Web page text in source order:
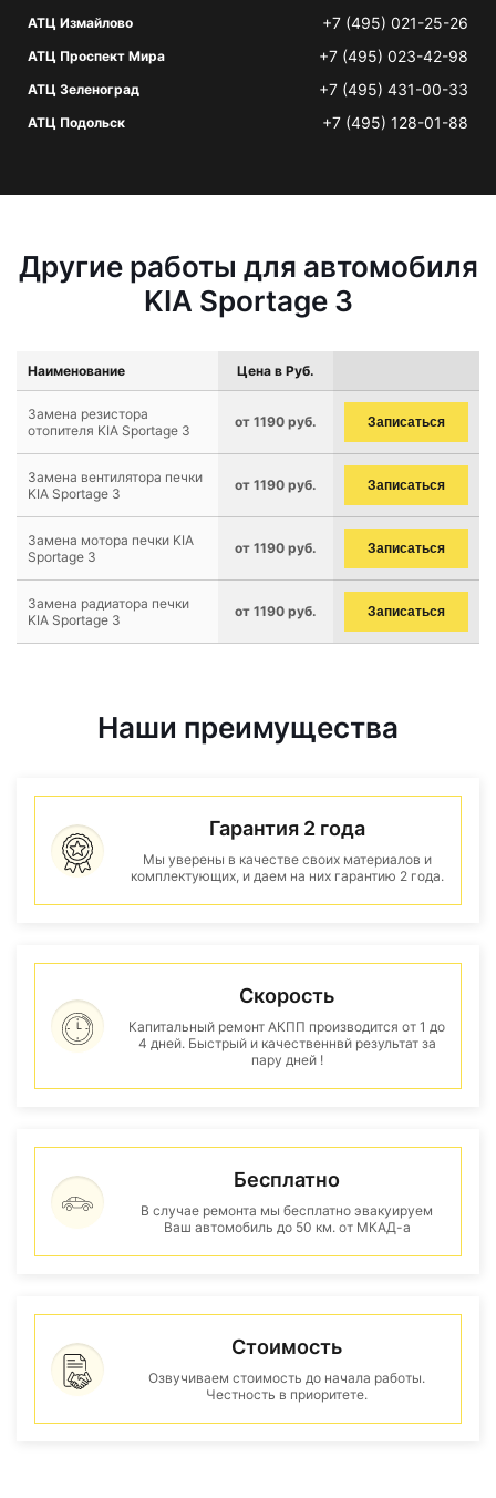
АТЦ Измайлово +7 (495) 021-25-26
АТЦ Проспект Мира +7 (495) 023-42-98
АТЦ Зеленоград +7 (495) 431-00-33
АТЦ Подольск +7 (495) 128-01-88
Другие работы для автомобиля
KIA Sportage 3
Наименование Цена в Руб.
Замена резистора
отопителя KIA Sportage 3
от 1190 руб. Записаться
Замена вентилятора печки
KIA Sportage 3
от 1190 руб. Записаться
Замена мотора печки KIA
Sportage 3
от 1190 руб. Записаться
Замена радиатора печки
KIA Sportage 3
от 1190 руб. Записаться
Наши преимущества
Гарантия 2 года
Мы уверены в качестве своих материалов и
комплектующих, и даем на них гарантию 2 года.
Скорость
Капитальный ремонт АКПП производится от 1 до
4 дней. Быстрый и качественнвй результат за
пару дней !
Бесплатно
В случае ремонта мы бесплатно эвакуируем
Ваш автомобиль до 50 км. от МКАД-а
Стоимость
Озвучиваем стоимость до начала работы.
Честность в приоритете.